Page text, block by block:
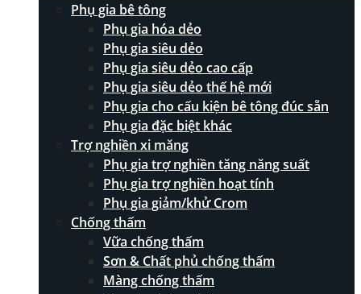
Phụ gia bê tông
Phụ gia hóa dẻo
Phụ gia siêu dẻo
Phụ gia siêu dẻo cao cấp
Phụ gia siêu dẻo thế hệ mới
Phụ gia cho cấu kiện bê tông đúc sẵn
Phụ gia đặc biệt khác
Trợ nghiền xi măng
Phụ gia trợ nghiền tăng năng suất
Phụ gia trợ nghiền hoạt tính
Phụ gia giảm/khử Crom
Chống thấm
Vữa chống thấm
Sơn & Chất phủ chống thấm
Màng chống thấm